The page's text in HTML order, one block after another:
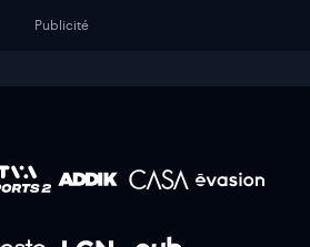
Publicité